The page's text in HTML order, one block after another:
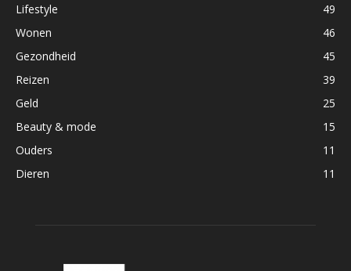
Lifestyle
49
Wonen
46
Gezondheid
45
Reizen
39
Geld
25
Beauty & mode
15
Ouders
11
Dieren
11